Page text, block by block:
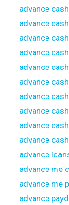
advance
advance
advance
advance
advance
advance
advance
advance
advance
advance
advance
advance me
advance me
advance